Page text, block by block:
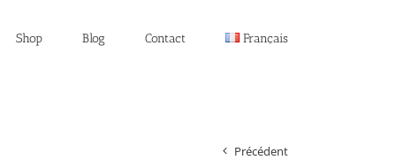
Shop Blog Contact Français
Précédent